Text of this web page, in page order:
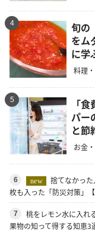
4
旬の
をム
に学
料理
5
「
パー
と節
お金
6 new
捨てなかっ
枚も入った「防災対策」
7
桃をレモン水に入れ
果物の知って得する知恵3